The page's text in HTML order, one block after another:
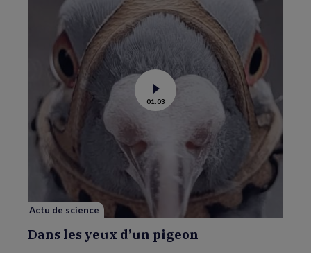
Voir
la
vidéo
01:03
Actu de science
Dans les yeux d’un pigeon